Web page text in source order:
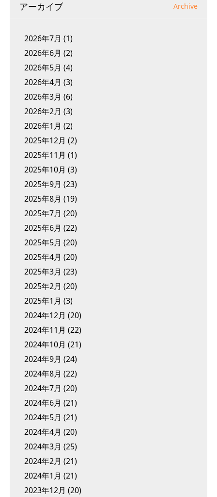
アーカイブ Archive
2026年7月 (1)
2026年6月 (2)
2026年5月 (4)
2026年4月 (3)
2026年3月 (6)
2026年2月 (3)
2026年1月 (2)
2025年12月 (2)
2025年11月 (1)
2025年10月 (3)
2025年9月 (23)
2025年8月 (19)
2025年7月 (20)
2025年6月 (22)
2025年5月 (20)
2025年4月 (20)
2025年3月 (23)
2025年2月 (20)
2025年1月 (3)
2024年12月 (20)
2024年11月 (22)
2024年10月 (21)
2024年9月 (24)
2024年8月 (22)
2024年7月 (20)
2024年6月 (21)
2024年5月 (21)
2024年4月 (20)
2024年3月 (25)
2024年2月 (21)
2024年1月 (21)
2023年12月 (20)